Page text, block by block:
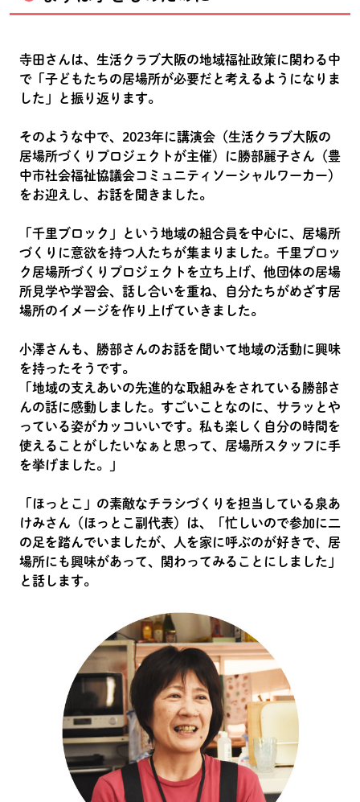
寺田さんは、生活クラブ大阪の地域福祉政策に関わる中
で「子どもたちの居場所が必要だと考えるようになりま
した」と振り返ります。
そのような中で、2023年に講演会（生活クラブ大阪の
居場所づくりプロジェクトが主催）に勝部麗子さん（豊
中市社会福祉協議会コミュニティソーシャルワーカー）
をお迎えし、お話を聞きました。
「千里ブロック」という地域の組合員を中心に、居場所
づくりに意欲を持つ人たちが集まりました。千里ブロッ
ク居場所づくりプロジェクトを立ち上げ、他団体の居場
所見学や学習会、話し合いを重ね、自分たちがめざす居
場所のイメージを作り上げていきました。
小澤さんも、勝部さんのお話を聞いて地域の活動に興味
を持ったそうです。
「地域の支えあいの先進的な取組みをされている勝部さ
んの話に感動しました。すごいことなのに、サラッとや
っている姿がカッコいいです。私も楽しく自分の時間を
使えることがしたいなぁと思って、居場所スタッフに手
を挙げました。」
「ほっとこ」の素敵なチラシづくりを担当している泉あ
けみさん（ほっとこ副代表）は、「忙しいので参加に二
の足を踏んでいましたが、人を家に呼ぶのが好きで、居
場所にも興味があって、関わってみることにしました」
と話します。